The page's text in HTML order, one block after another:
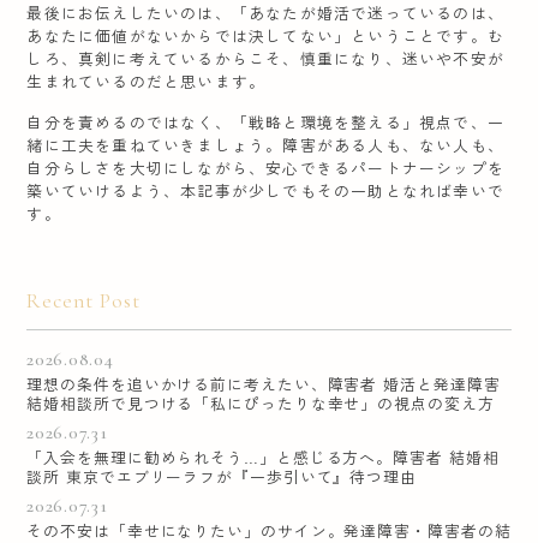
最後にお伝えしたいのは、「あなたが婚活で迷っているのは、
あなたに価値がないからでは決してない」ということです。む
しろ、真剣に考えているからこそ、慎重になり、迷いや不安が
生まれているのだと思います。
自分を責めるのではなく、「戦略と環境を整える」視点で、一
緒に工夫を重ねていきましょう。障害がある人も、ない人も、
自分らしさを大切にしながら、安心できるパートナーシップを
築いていけるよう、本記事が少しでもその一助となれば幸いで
す。
Recent Post
2026.08.04
理想の条件を追いかける前に考えたい、障害者 婚活と発達障害
結婚相談所で見つける「私にぴったりな幸せ」の視点の変え方
2026.07.31
「入会を無理に勧められそう…」と感じる方へ。障害者 結婚相
談所 東京でエブリーラフが『一歩引いて』待つ理由
2026.07.31
その不安は「幸せになりたい」のサイン。発達障害・障害者の結